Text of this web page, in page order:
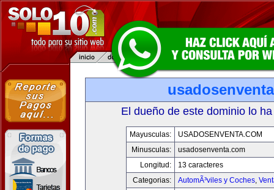
El dueño de este dominio lo
Mayusculas:
USADOSENVENTA.COM
Minusculas:
usadosenventa.com
Longitud:
13 caracteres
Categorias:
AutomÃ³viles y Coches,